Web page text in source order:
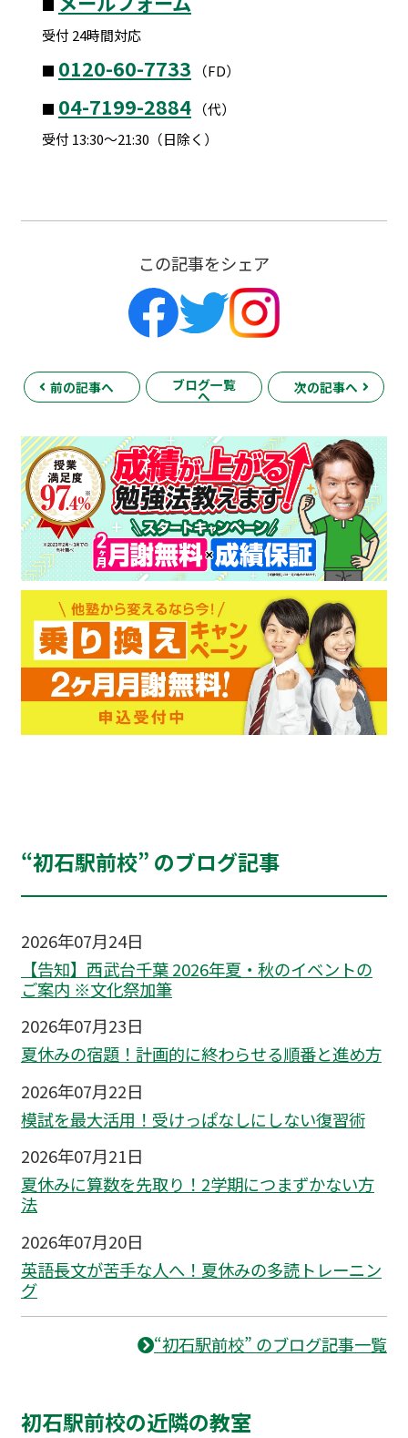
受付 24時間対応
■ 0120-60-7733 （FD）
■ 04-7199-2884（代）
受付 13:30～21:30（日除く）
この記事をシェア
前の記事へ ブログ一覧
へ
次の記事へ
“初石駅前校” のブログ記事
2026年07月24日
【告知】西武台千葉 2026年夏・秋のイベントの
ご案内 ※文化祭加筆
2026年07月23日
夏休みの宿題！計画的に終わらせる順番と進め方
2026年07月22日
模試を最大活用！受けっぱなしにしない復習術
2026年07月21日
夏休みに算数を先取り！2学期につまずかない方
法
2026年07月20日
英語長文が苦手な人へ！夏休みの多読トレーニン
グ
“初石駅前校” のブログ記事一覧
初石駅前校の近隣の教室